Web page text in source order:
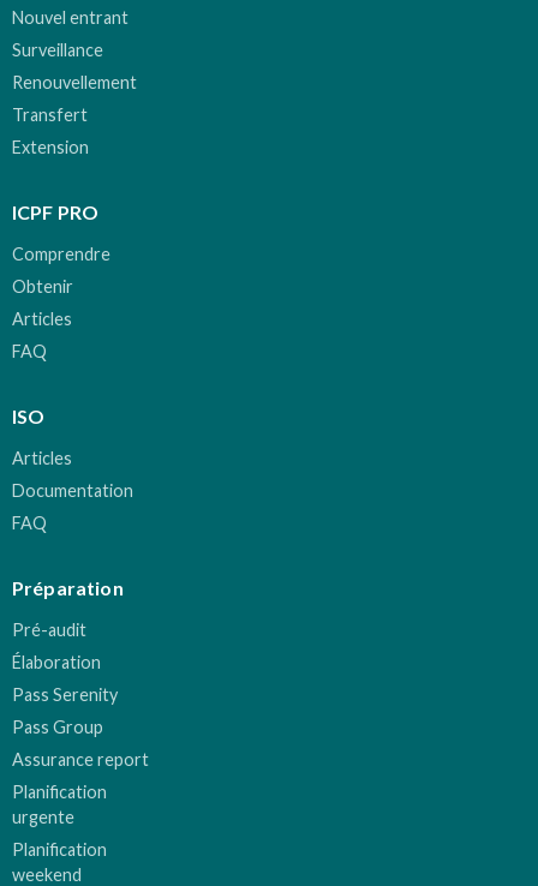
Nouvel entrant
Surveillance
Renouvellement
Transfert
Extension
ICPF PRO
Comprendre
Obtenir
Articles
FAQ
ISO
Articles
Documentation
FAQ
Préparation
Pré-audit
Élaboration
Pass Serenity
Pass Group
Assurance report
Planification
urgente
Planification
weekend